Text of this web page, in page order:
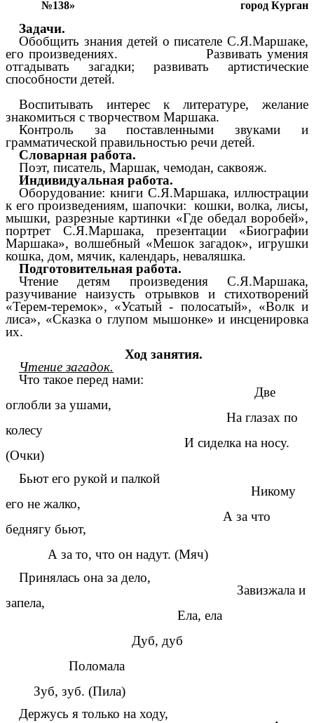
№138» город Курган
Задачи.
Обобщить знания детей о писателе С.Я.Маршаке,
его произведениях. Развивать умения
отгадывать загадки; развивать артистические
способности детей.
Воспитывать интерес к литературе, желание
знакомиться с творчеством Маршака.
Контроль за поставленными звуками и
грамматической правильностью речи детей.
Словарная работа.
Поэт, писатель, Маршак, чемодан, саквояж.
Индивидуальная работа.
Оборудование: книги С.Я.Маршака, иллюстрации
к его произведениям, шапочки: кошки, волка, лисы,
мышки, разрезные картинки «Где обедал воробей»,
портрет С.Я.Маршака, презентации «Биографии
Маршака», волшебный «Мешок загадок», игрушки
кошка, дом, мячик, календарь, неваляшка.
Подготовительная работа.
Чтение детям произведения С.Я.Маршака,
разучивание наизусть отрывков и стихотворений
«Терем-теремок», «Усатый - полосатый», «Волк и
лиса», «Сказка о глупом мышонке» и инсценировка
их.
Ход занятия.
Чтение загадок.
Что такое перед нами:
Две
оглобли за ушами,
На глазах по
колесу
И сиделка на носу.
(Очки)
Бьют его рукой и палкой
Никому
его не жалко,
А за что
беднягу бьют,
А за то, что он надут. (Мяч)
Принялась она за дело,
Завизжала и
запела,
Ела, ела
Дуб, дуб
Поломала
Зуб, зуб. (Пила)
Держусь я только на ходу,